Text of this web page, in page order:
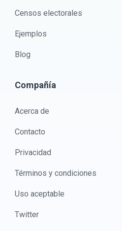
Censos electorales
Ejemplos
Blog
Compañía
Acerca de
Contacto
Privacidad
Términos y condiciones
Uso aceptable
Twitter